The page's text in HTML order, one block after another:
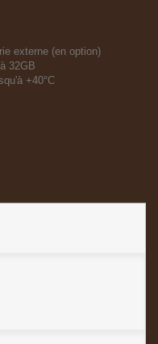
externe (en option)
32GB
+40°C